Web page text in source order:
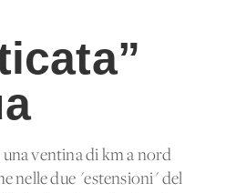
ventina di km a nord
nelle due "estensioni" del